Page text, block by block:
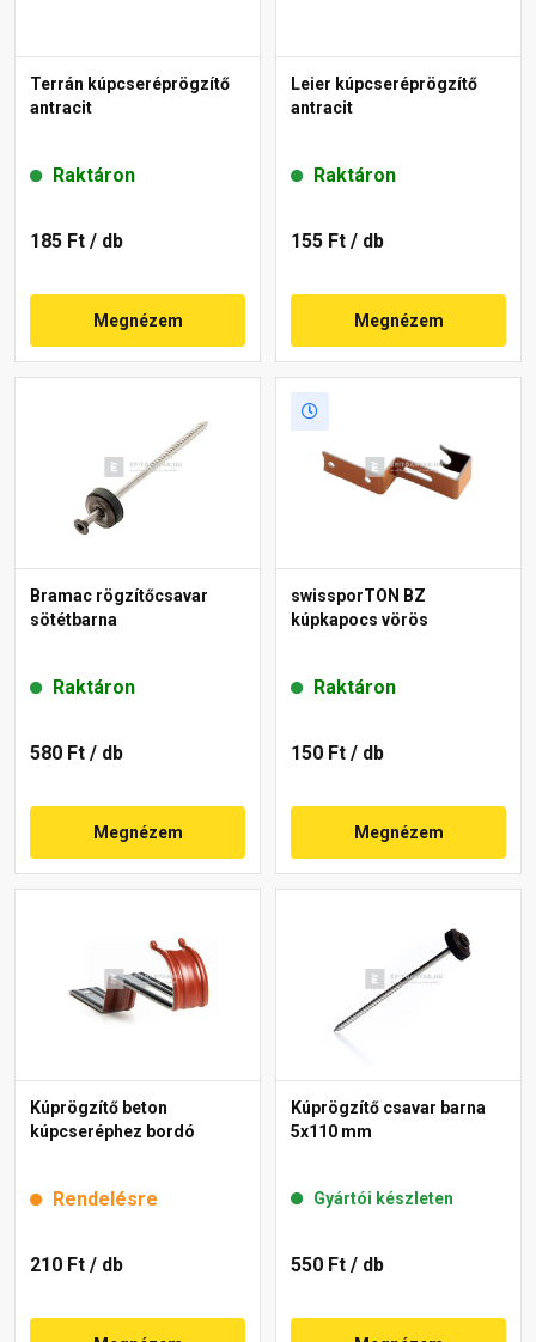
Terrán kúpcseréprögzítő
antracit
Raktáron
185 Ft / db
Megnézem
Leier kúpcseréprögzítő
antracit
Raktáron
155 Ft / db
Megnézem
Bramac rögzítőcsavar
sötétbarna
Raktáron
580 Ft / db
Megnézem
swissporTON BZ
kúpkapocs vörös
Raktáron
150 Ft / db
Megnézem
Kúprögzítő beton
kúpcseréphez bordó
Rendelésre
210 Ft / db
Kúprögzítő csavar barna
5x110 mm
Gyártói készleten
550 Ft / db